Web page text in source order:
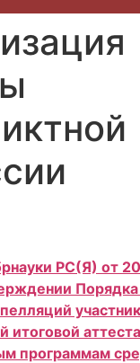
РС(Я) от
Порядка
итоговой
программам